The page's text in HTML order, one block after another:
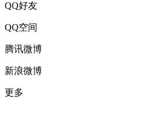
QQ好友
QQ空间
腾讯微博
新浪微博
更多